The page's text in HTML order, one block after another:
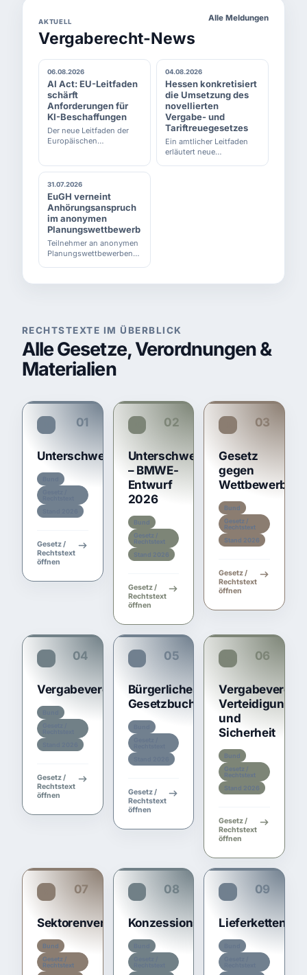
Verfahrensschritte von...
als auch Biete...
AKTUELL
Vergaberecht-News
Alle Meldungen
06.08.2026
AI Act: EU-Leitfaden
schärft
Anforderungen für
KI-Beschaffungen
Der neue Leitfaden der
Europäischen
Auftraggebern, wie
Transparenzpflichten für
KI-Systeme in
Vergabeunterlagen und
Verträge einfließen
können.
04.08.2026
Hessen konkretisiert
die Umsetzung des
novellierten
Vergabe- und
Tariftreuegesetzes
Ein amtlicher Leitfaden
erläutert neue
31.07.2026
EuGH verneint
Anhörungsanspruch
im anonymen
Planungswettbewerb
Teilnehmer an anonymen
Planungswettbewerben
grundsätzlich keine
verlangen.
RECHTSTEXTE IM ÜBERBLICK
Alle Gesetze, Verordnungen &
Materialien
01
Unterschwellenvergabeordnung
Gesetz /
Rechtstext
öffnen
02
– BMWE-
Entwurf
2026
Bund
Gesetz /
Rechtstext
Stand 2026
Gesetz /
Rechtstext
öffnen
03
Gesetz
gegen
Bund
Gesetz /
Rechtstext
Stand 2026
Gesetz /
Rechtstext
öffnen
04
Vergabeverordnung
Gesetz /
Rechtstext
öffnen
05
Bürgerliches
Gesetzbuch
Gesetz /
Rechtstext
öffnen
06
Verteidigung
und
Sicherheit
Bund
Gesetz /
Rechtstext
Stand 2026
Gesetz /
Rechtstext
öffnen
07
Sektorenverordnung
Bund
Gesetz /
Rechtstext
08 09